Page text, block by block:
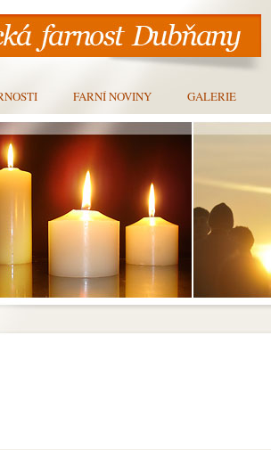
FARNÍ NOVINY GALERIE